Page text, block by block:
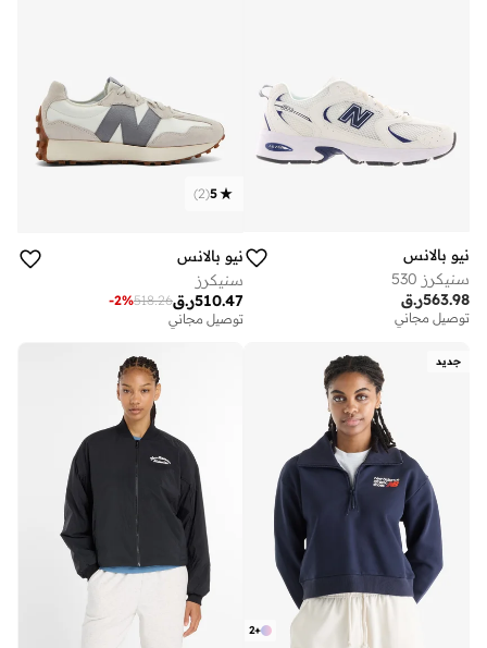
نيو بالانس
سنيكرز 530
ر.ق563.98
توصيل مجاني
5
(
2
)
نيو بالانس
سنيكرز
ر.ق510.47
518.26
-2%
توصيل مجاني
جديد
+
2